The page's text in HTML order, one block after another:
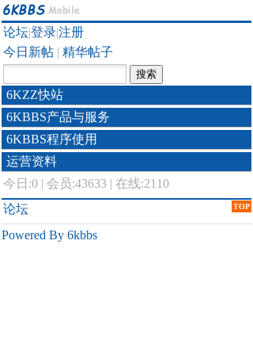
论坛|登录|注册
今日新帖 | 精华帖子
6KZZ快站
6KBBS产品与服务
6KBBS程序使用
运营资料
今日:0 | 会员:43633 | 在线:2110
TOP
论坛
Powered By 6kbbs